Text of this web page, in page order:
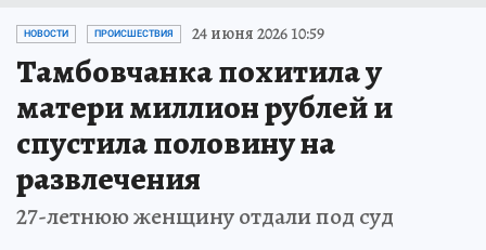
НОВОСТИ ПРОИСШЕСТВИЯ 24 июня 2026 10:59
Тамбовчанка похитила у
матери миллион рублей и
спустила половину на
развлечения
27-летнюю женщину отдали под суд